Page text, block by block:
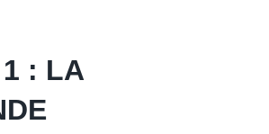
: LA